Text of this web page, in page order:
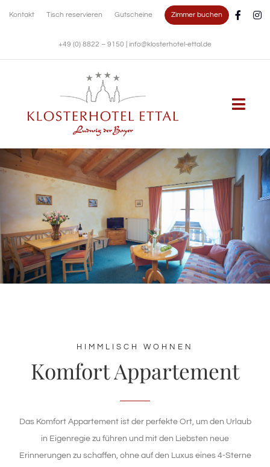
Kontakt Tisch reservieren Gutscheine Zimmer buchen
+49 (0) 8822 – 9150 info@klosterhotel-ettal.de
KLOSTERHOTEL
WOHNEN
KULINARIK
FESTE FEIERN
NATUR & KULTUR
WISSENSWERTES
HIMMLISCH WOHNEN
Komfort Appartement
Das Komfort Appartement ist der perfekte Ort, um den Urlaub
in Eigenregie zu führen und mit den Liebsten neue
Erinnerungen zu schaffen, ohne auf den Luxus eines 4-Sterne